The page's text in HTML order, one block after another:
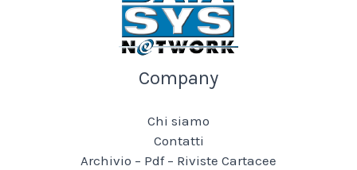
Company
Chi siamo
Contatti
Archivio – Pdf – Riviste Cartacee